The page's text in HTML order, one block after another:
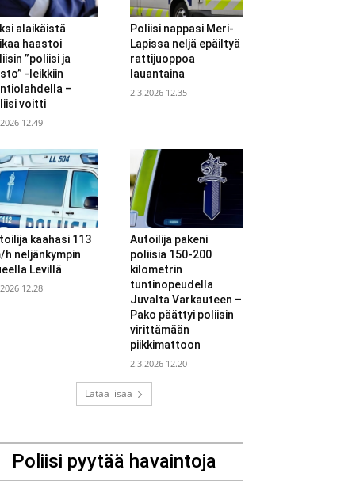
alaikäistä
haastoi
”poliisi ja
-leikkiin
–
voitti
12.49
Poliisi nappasi Meri-
Lapissa neljä epäiltyä
rattijuoppoa
lauantaina
2.3.2026 12.35
kaahasi 113
h neljänkympin
Levillä
12.28
Autoilija pakeni
poliisia 150-200
kilometrin
tuntinopeudella
Juvalta Varkauteen –
Pako päättyi poliisin
virittämään
piikkimattoon
2.3.2026 12.20
Lataa lisää
Poliisi pyytää havaintoja